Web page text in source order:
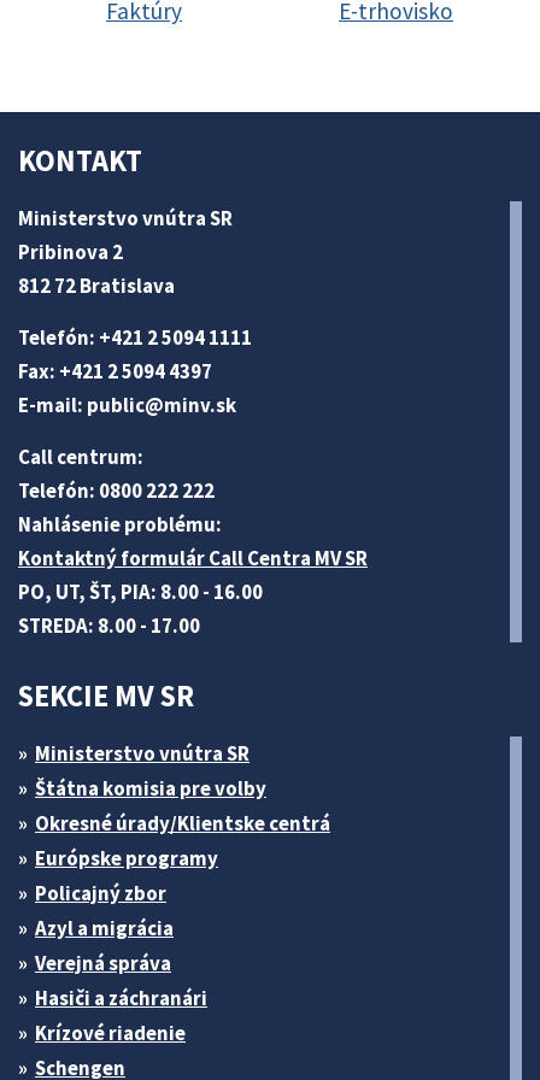
Faktúry E-trhovisko
KONTAKT
Ministerstvo vnútra SR
Pribinova 2
812 72 Bratislava
Telefón: +421 2 5094 1111
Fax: +421 2 5094 4397
E-mail: public@minv.sk
Call centrum:
Telefón: 0800 222 222
Nahlásenie problému:
Kontaktný formulár Call Centra MV SR
PO, UT, ŠT, PIA: 8.00 - 16.00
STREDA: 8.00 - 17.00
SEKCIE MV SR
Ministerstvo vnútra SR
Štátna komisia pre volby
Okresné úrady/Klientske centrá
Európske programy
Policajný zbor
Azyl a migrácia
Verejná správa
Hasiči a záchranári
Krízové riadenie
Schengen